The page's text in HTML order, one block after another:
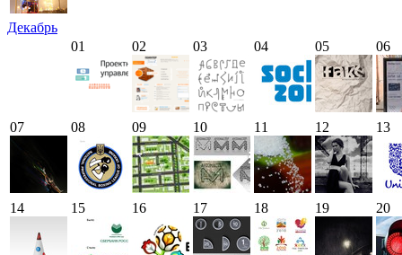
Декабрь
01
02 03 04 05 06
07 08 09 10 11 12 13
14 15 16 17 18 19 20